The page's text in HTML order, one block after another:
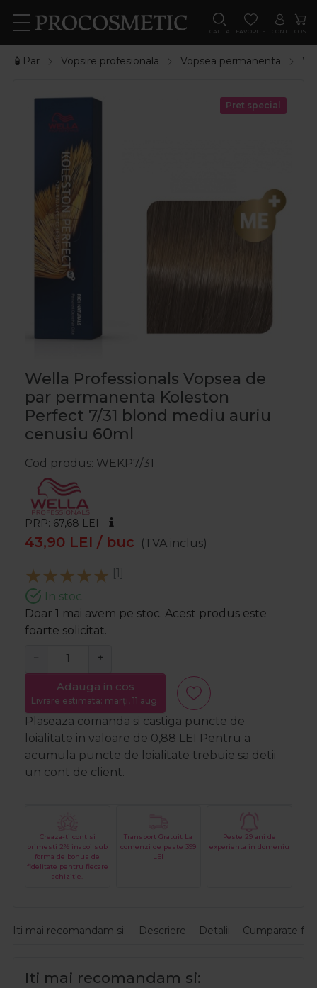
CAUTA FAVORITE CONT COS
🧴Par Vopsire profesionala Vopsea permanenta
Pret special
Wella Professionals Vopsea de
par permanenta Koleston
Perfect 7/31 blond mediu auriu
cenusiu 60ml
Cod produs WEKP7/31
PRP: 67,68 LEI
43,90 LEI / buc (TVA inclus)
[1]
In stoc
Doar 1 mai avem pe stoc. Acest produs este
foarte solicitat.
− +
Adauga in cos
Livrare estimata: marți, 11 aug.
Plaseaza comanda si castiga puncte de
loialitate in valoare de 0,88 LEI
Pentru a
acumula puncte de loialitate trebuie sa detii
un cont de client.
Creaza-ti cont si
primesti 2% inapoi sub
forma de bonus de
fidelitate pentru fiecare
achizitie.
Transport Gratuit La
comenzi de peste 399
LEI
Peste 29 ani de
experienta in domeniu
Iti mai recomandam si: Descriere Detalii Cumparate
Iti mai recomandam si: